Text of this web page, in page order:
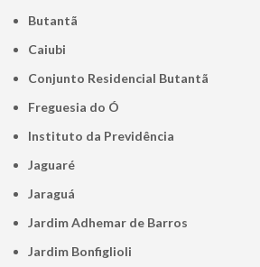
Butantã
Caiubi
Conjunto Residencial Butantã
Freguesia do Ó
Instituto da Previdência
Jaguaré
Jaraguá
Jardim Adhemar de Barros
Jardim Bonfiglioli